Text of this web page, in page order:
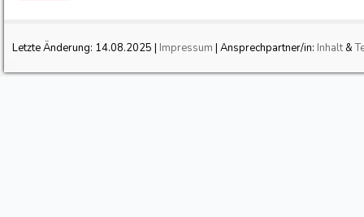
Letzte Änderung: 14.08.2025 | Impressum | Ansprechpartner/in: Inhalt&